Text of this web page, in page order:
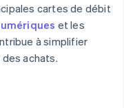
cartes de débit
et les
à simplifier
achats.